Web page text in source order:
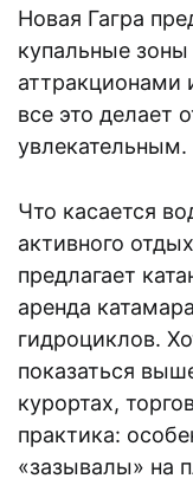
Новая Гагра
купальные
аттракционами
все это делает
увлекательным.
Что касается
активного
предлагает
аренда
гидроциклов.
показаться
курортах,
практика:
«зазывалы» на